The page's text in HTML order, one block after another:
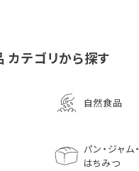
鰹節 食べる削り節
70g× 10袋セット おつま
カテゴリから探す
自然食品
パン・ジャム・
はちみつ